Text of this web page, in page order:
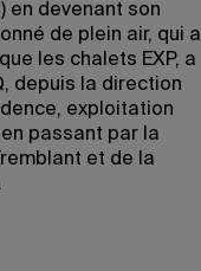
en devenant son
de plein air, qui a
les chalets EXP, a
depuis la direction
exploitation
passant par la
et de la